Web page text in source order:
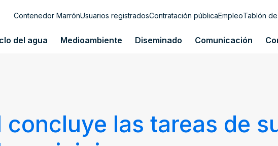
Contenedor MarrónUsuarios registradosContratación públicaEmpleoTablón
del agua Medioambiente Diseminado Comunicación
las tareas de